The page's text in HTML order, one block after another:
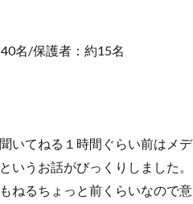
名/保護者：約15名
いてねる１時間ぐらい前はメデ
いうお話がびっくりしました。
ねるちょっと前くらいなので意